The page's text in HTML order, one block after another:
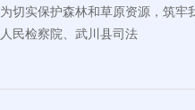
切实保护森林和草原资源，筑
民检察院、武川县司法